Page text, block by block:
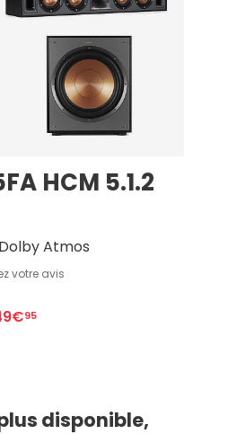
HCM 5.1.2
Atmos
votre avis
95
disponible,